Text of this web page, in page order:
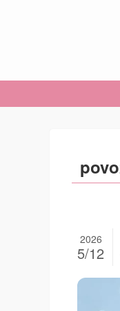
2026
5/12